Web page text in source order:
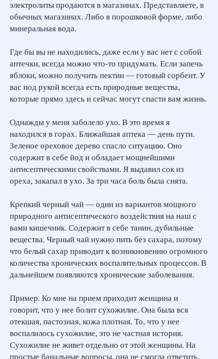
электролиты продаются в магазинах. Представляете, в
обычных магазинах. Либо в порошковой форме, либо
минеральная вода.
Где бы вы не находились, даже если у вас нет с собой
аптечки, всегда можно что-то придумать. Если запечь
яблоки, можно получить пектин — готовый сорбент. У
вас под рукой всегда есть природные вещества,
которые прямо здесь и сейчас могут спасти вам жизнь.
Однажды у меня заболело ухо. В это время я
находился в горах. Ближайшая аптека — день пути.
Зеленое ореховое дерево спасло ситуацию. Оно
содержит в себе йод и обладает мощнейшими
антисептическими свойствами. Я выдавил сок из
ореха, закапал в ухо. За три часа боль была снята.
Крепкий черный чай — один из вариантов мощного
природного антисептического воздействия на наш с
вами кишечник. Содержит в себе танин, дубильные
вещества. Черный чай нужно пить без сахара, потому
что белый сахар приводит к возникновению огромного
количества хронических воспалительных процессов. В
дальнейшем появляются хронические заболевания.
Пример. Ко мне на прием приходит женщина и
говорит, что у нее болит сухожилие. Она была вся
отекшая, пастозная, кожа плотная. То, что у нее
воспалилось сухожилие, это не частная история.
Сухожилие не живет отдельно от этой женщины. На
простые банальные вопросы, она не смогла ответить.